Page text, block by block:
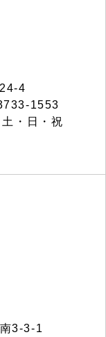
4
1553
・日・祝
3-3-1